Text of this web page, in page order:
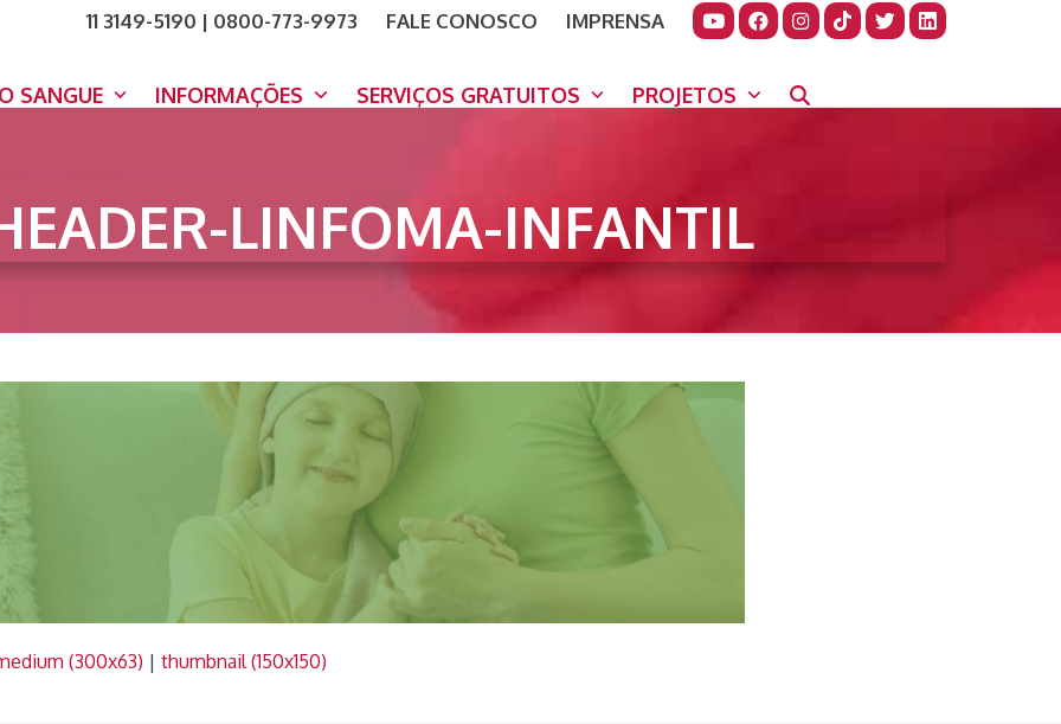
11 3149-5190 | 0800-773-9973 FALE CONOSCO
IMPRENSA
SANGUE INFORMAÇÕES SERVIÇOS GRATUITOS PROJETOS
LINFOMA-INFANTIL
(300x63) | thumbnail (150x150)